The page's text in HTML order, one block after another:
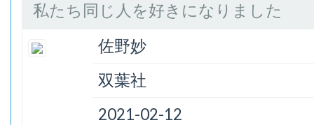
私たち同じ人を好きになりました
佐野妙
双葉社
2021-02-12